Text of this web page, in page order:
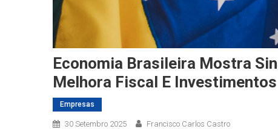
Economia Brasileira Mostra
Melhora Fiscal E
Empresas
30 Setembro 2025 Francisco Carlos Castro